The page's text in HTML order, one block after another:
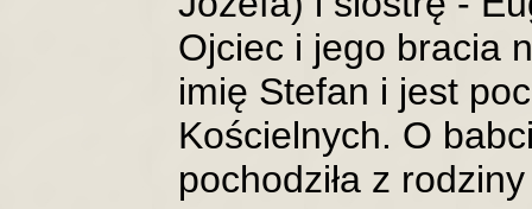
Ojciec i jego bracia
imię Stefan i jest
Kościelnych. O
pochodziła z